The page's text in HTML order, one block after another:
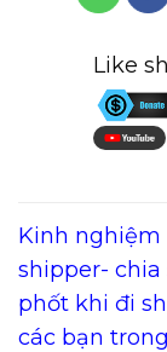
Like
Kinh nghiệm
shipper- chia
phốt khi đi
các bạn